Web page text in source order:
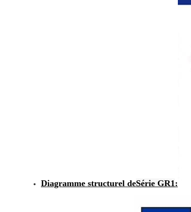
Diagramme structurel deSérie GR1: